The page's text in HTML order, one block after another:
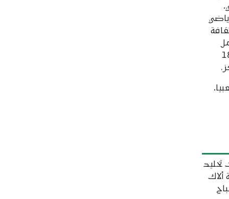
بمشاركة 18
تخليد